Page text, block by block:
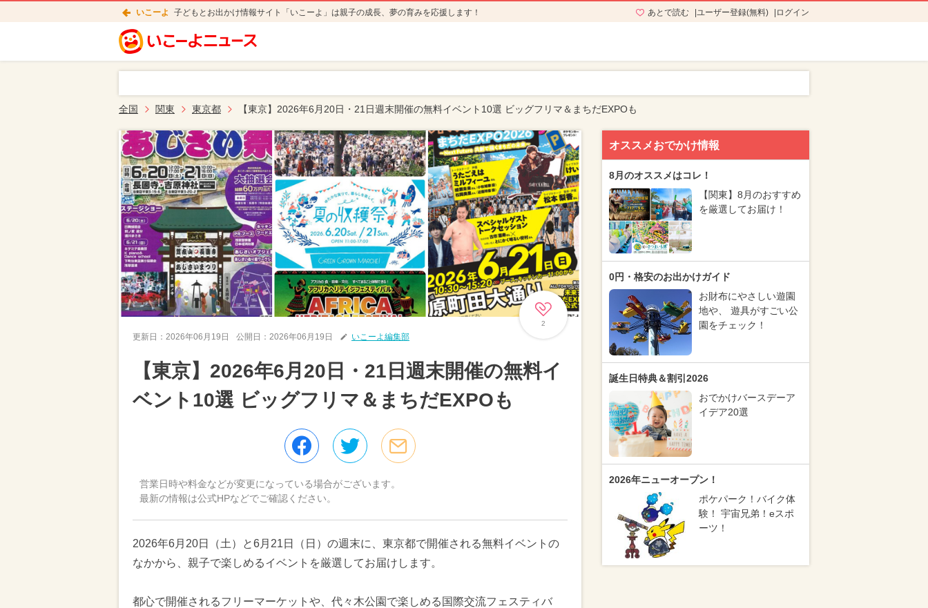
いこーよ 子どもとお出かけ情報サイト「いこーよ」は親子の成長、夢の育みを応援します！ あとで読む ユーザー登録(無料) ログイン
全国 関東 東京都 【東京】2026年6月20日・21日週末開催の無料イベント10選 ビッグフリマ＆まちだEXPOも
2
更新日： 2026年06月19日 公開日： 2026年06月19日 いこーよ編集部
【東京】2026年6月20日・21日週末開催の無料イ
ベント10選 ビッグフリマ＆まちだEXPOも
営業日時や料金などが変更になっている場合がございます。
最新の情報は公式HPなどでご確認ください。
2026年6月20日（土）と6月21日（日）の週末に、東京都で開催される無料イベントの
なかから、親子で楽しめるイベントを厳選してお届けします。
都心で開催されるフリーマーケットや、代々木公園で楽しめる国際交流フェスティバ
オススメおでかけ情報
8月のオススメはコレ！
【関東】8月のおすすめ
を厳選してお届け！
0円・格安のお出かけガイド
お財布にやさしい遊園
地や、 遊具がすごい公
園をチェック！
誕生日特典＆割引2026
おでかけバースデーア
イデア20選
2026年ニューオープン！
ポケパーク！バイク体
験！ 宇宙兄弟！eスポ
ーツ！